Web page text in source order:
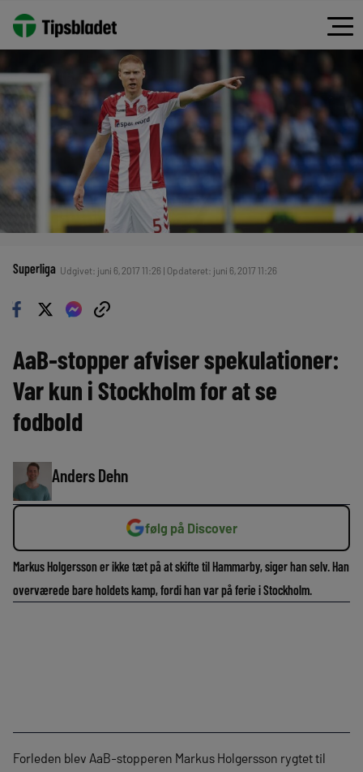
Superliga Udgivet: juni 6, 2017 11:26 | Opdateret: juni 6, 2017 11:26
AaB-stopper afviser spekulationer:
Var kun i Stockholm for at se
fodbold
Anders Dehn
følg på Discover
Markus Holgersson er ikke tæt på at skifte til Hammarby, siger han selv. Han
overværede bare holdets kamp, fordi han var på ferie i Stockholm.
Forleden blev AaB-stopperen Markus Holgersson rygtet til